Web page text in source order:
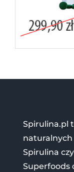
Spirulina.pl
Spirulina
Superfoods